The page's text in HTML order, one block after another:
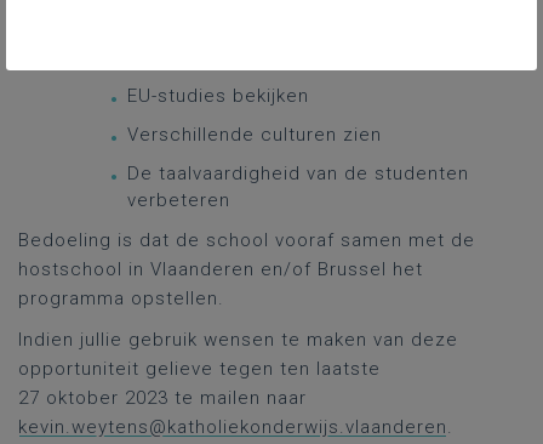
EU-studies bekijken
Verschillende culturen zien
De taalvaardigheid van de studenten
verbeteren
Bedoeling is dat de school vooraf samen met de
hostschool in Vlaanderen en/of Brussel het
programma opstellen.
Indien jullie gebruik wensen te maken van deze
opportuniteit gelieve tegen ten laatste
27 oktober 2023 te mailen naar
kevin.weytens@katholiekonderwijs.vlaanderen.